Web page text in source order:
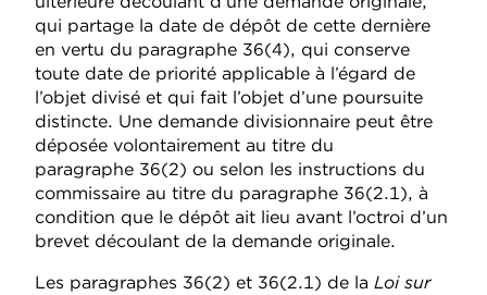
qui partage la date de dépôt de cette dernière
en vertu du paragraphe 36(4), qui conserve
toute date de priorité applicable à l’égard de
l’objet divisé et qui fait l’objet d’une poursuite
distincte. Une demande divisionnaire peut être
déposée volontairement au titre du
paragraphe 36(2) ou selon les instructions du
commissaire au titre du paragraphe 36(2.1), à
condition que le dépôt ait lieu avant l’octroi d’un
brevet découlant de la demande originale.
Les paragraphes 36(2) et 36(2.1) de la Loi sur